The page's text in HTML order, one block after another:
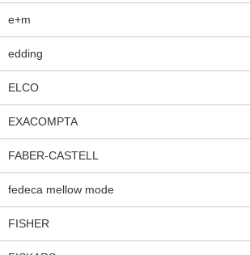
e+m
edding
ELCO
EXACOMPTA
FABER-CASTELL
fedeca mellow mode
FISHER